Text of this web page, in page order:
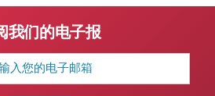
我们的电子报